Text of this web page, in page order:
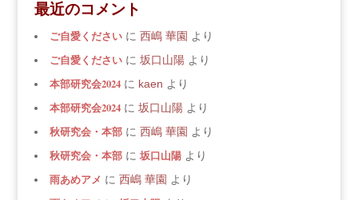
最近のコメント
ご自愛くださいに 西嶋 華園 より
ご自愛くださいに 坂口山陽より
本部研究会2024に kaen より
本部研究会2024に 坂口山陽より
秋研究会・本部に 西嶋 華園 より
秋研究会・本部に 坂口山陽より
雨あめアメ に 西嶋 華園 より